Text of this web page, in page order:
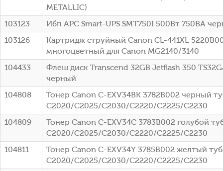
METALLIC)
103123
Ибп APC Smart-UPS SMT750I 500Вт 750ВА
103126
Картридж струйный Canon CL-441XL
многоцветный для Canon MG2140/3140
104433
Флеш диск Transcend 32GB Jetflash 350
черный
104808
Тонер Canon C-EXV34BK 3782B002 черный
C2020/C2025/C2030/C2220/C2225/C2230
104809
Тонер Canon C-EXV34C 3783B002 голубой
C2020/C2025/C2030/C2220/C2225/C2230
104811
Тонер Canon C-EXV34Y 3785B002 желтый
C2020/C2025/C2030/C2220/C2225/C2230